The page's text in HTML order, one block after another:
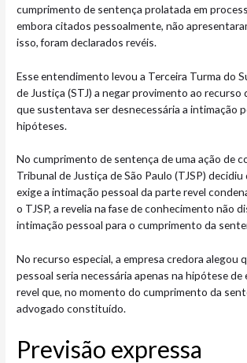
cumprimento de sentença prolatada em
embora citados pessoalmente, não
isso, foram declarados revéis.
Esse entendimento levou a Terceira Turma do
de Justiça (STJ) a negar provimento ao recurso
que sustentava ser desnecessária a intimação
hipóteses.
No cumprimento de sentença de uma ação de
Tribunal de Justiça de São Paulo (TJSP) decidiu
exige a intimação pessoal da parte revel
o TJSP, a revelia na fase de conhecimento não
intimação pessoal para o cumprimento da
No recurso especial, a empresa credora alegou
pessoal seria necessária apenas na hipótese de
revel que, no momento do cumprimento da
advogado constituído.
Previsão expr​​essa